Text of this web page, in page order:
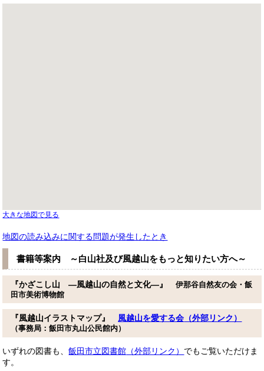
大きな地図で見る
地図の読み込みに関する問題が発生したとき
書籍等案内 ～白山社及び風越山をもっと知りたい方へ～
『かざこし山 ―風越山の自然と文化―』伊那谷自然友の会・飯
田市美術博物館
『風越山イラストマップ』 風越山を愛する会 （外部リンク）
（事務局：飯田市丸山公民館内）
いずれの図書も、飯田市立図書館 （外部リンク） でもご覧いただけま
す。